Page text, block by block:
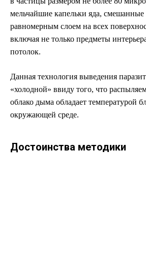
мельчайшие капельки яда, смешанные
равномерным слоем на всех
включая не только предметы
потолок.
Данная технология выведения
«холодной» ввиду того, что
облако дыма обладает температурой
окружающей среде.
Достоинства методики